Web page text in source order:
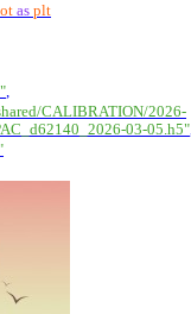
as plt
"
CALIBRATION/2026-
03-05.h5"